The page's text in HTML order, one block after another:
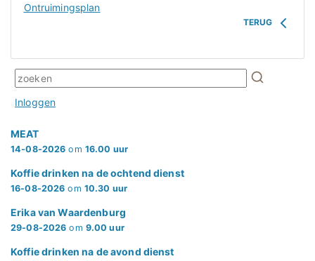
Ontruimingsplan
TERUG
Inloggen
MEAT
14-08-2026 om 16.00 uur
Koffie drinken na de ochtend dienst
16-08-2026 om 10.30 uur
Erika van Waardenburg
29-08-2026 om 9.00 uur
Koffie drinken na de avond dienst